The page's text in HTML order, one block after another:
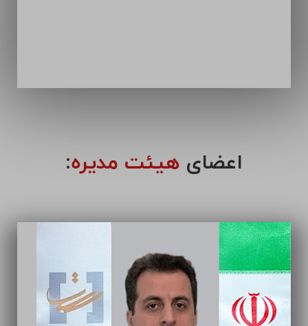
اعضای هیئت مدیره: